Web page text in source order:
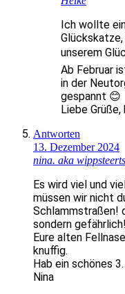
Ich wollte
unserem
Ab Februar
in der
gespannt 😊
Liebe Grüße,
Antworten
13. Dezember 2024
nina. aka wippsteerts
Es wird viel und
müssen wir nicht
Schlammstraßen!
sondern gefährlich!
Eure alten
knuffig.
Hab ein schönes
Nina